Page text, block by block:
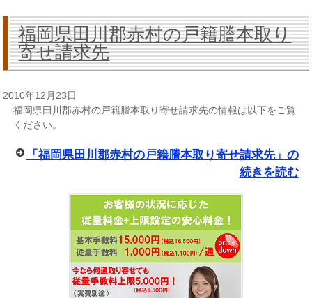
福岡県田川郡赤村の戸籍謄本取り
寄せ請求先
2010年12月23日
福岡県田川郡赤村の戸籍謄本取り寄せ請求先の情報は以下をご覧
ください。
「福岡県田川郡赤村の戸籍謄本取り寄せ請求先」の
続きを読む